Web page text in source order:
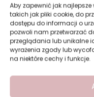
Aby zapewnić jak
takich jak pliki cookie, do
dostępu do informacji o
pozwoli nam przetwarzać
przeglądania lub unikalne
wyrażenia zgody lub
na niektóre cechy i funkcje.
Efekt po
Regularne
skuteczną
neutralizację
długotrwałe
miękką i